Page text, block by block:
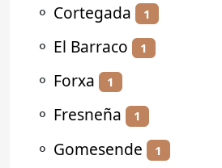
⚬ Cortegada 1
⚬ El Barraco 1
⚬ Forxa 1
⚬ Fresneña 1
⚬ Gomesende 1